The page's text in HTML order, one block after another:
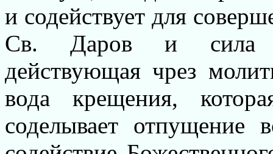
и содействует для
Св. Даров и сила
действующая чрез
вода крещения,
соделывает отпущение